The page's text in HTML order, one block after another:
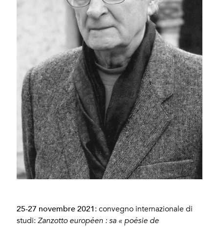
25-27 novembre 2021 : convegno internazionale di
studi:Zanzotto européen : sa « poésie de